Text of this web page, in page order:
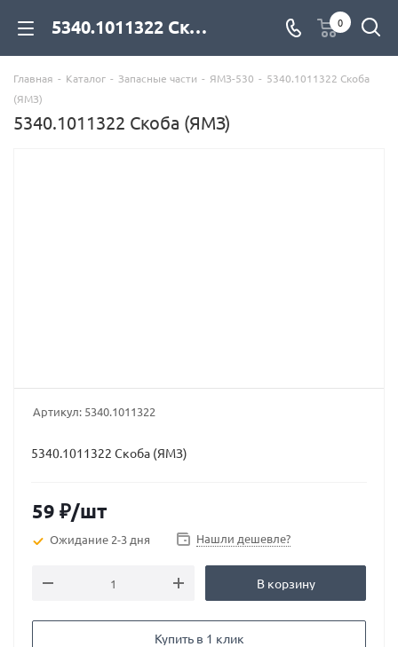
5340.1011322 Скоба (ЯМЗ) для дизельных двигателей купить со склада с доставкой по цене официального дилера - компания Дизель Экспорт 0
Главная - Каталог - Запасные части - ЯМЗ-530 - 5340.1011322 Скоба
(ЯМЗ)
5340.1011322 Скоба (ЯМЗ)
Артикул: 5340.1011322
5340.1011322 Скоба (ЯМЗ)
59 ₽/шт
Ожидание 2-3 дня Нашли дешевле?
В корзину
Купить в 1 клик